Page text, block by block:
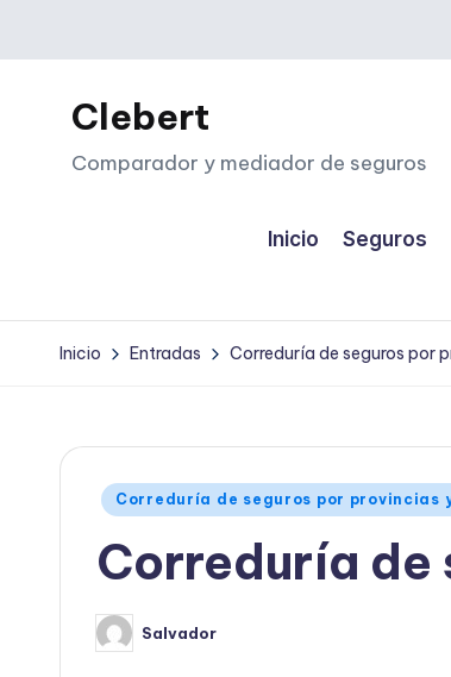
Saltar
contenidoClebert
Comparador y mediador de seguros
Inicio Seguros
Inicio Entradas Correduría de seguros por
Publicado
Correduría de seguros por provincias
Correduría de
Publicado
por
Salvador